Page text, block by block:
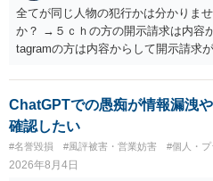
全てが同じ人物の犯行かは分かりま
か？ →５ｃｈの方の開示請求は内容
tagramの方は内容からして開示請求
いでしょう。７月中にアカウントが
ても失敗する可能性が高いように思
合、相手に全ての弁護士費用を負担
訴訟外の交渉で相手方が認めれば負
訴訟で判決となった場合は、実際の
められない場合があり何ともいえない
ChatGPTでの愚痴が情報漏洩
確認したい
#名誉毀損 #風評被害・営業妨害 #個人・プ
2026年8月4日